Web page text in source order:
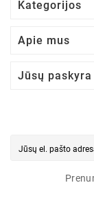
Kategorijos
Apie mus
Jūsų paskyra